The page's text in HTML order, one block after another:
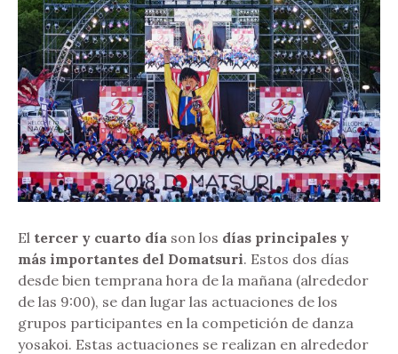
El tercer y cuarto día son los días principales y
más importantes del Domatsuri. Estos dos días
desde bien temprana hora de la mañana (alrededor
de las 9:00), se dan lugar las actuaciones de los
grupos participantes en la competición de danza
yosakoi. Estas actuaciones se realizan en alrededor